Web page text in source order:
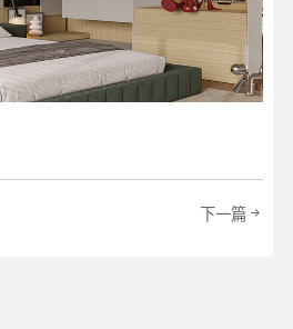
下一篇